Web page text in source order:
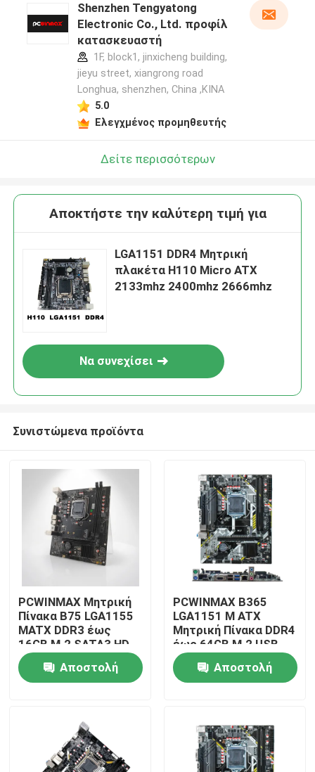
Σπίτι
Βίντεο
Shenzhen Tengyatong
Electronic Co., Ltd. προφίλ
κατασκευαστή
1F, block1, jinxicheng building,
jieyu street, xiangrong road
Longhua, shenzhen, China ,ΚΙΝΑ
5.0
Ελεγχμένος προμηθευτής
Δείτε περισσότερων
Αποκτήστε την καλύτερη τιμή για
LGA1151 DDR4 Μητρική
πλακέτα H110 Micro ATX
2133mhz 2400mhz 2666mhz
Να συνεχίσει
Συνιστώμενα προϊόντα
PCWINMAX Μητρική
Πίνακα B75 LGA1155
MATX DDR3 έως
16GB M.2 SATA3 HD
VGA Ports Πίνακα
επιφάνειας εργασίας
για Office PC &
Αποστολή
PCWINMAX B365
LGA1151 M ATX
Μητρική Πίνακα DDR4
έως 64GB M.2 USB
3.0 Υποστήριξη 8η 9η
Γενιά επεξεργαστές
OEM Wholesale
Αποστολή